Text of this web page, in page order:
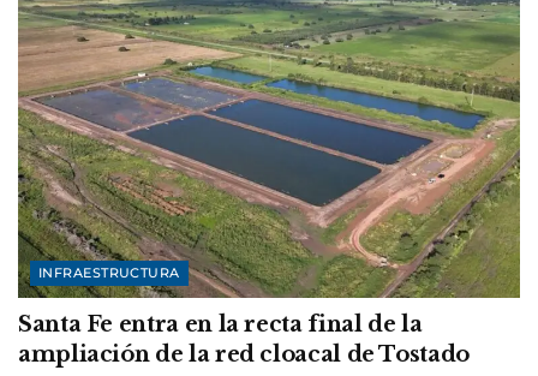
INFRAESTRUCTURA
Santa Fe entra en la recta final de la
ampliación de la red cloacal de Tostado